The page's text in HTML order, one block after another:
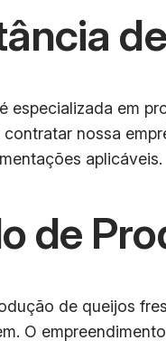
especializada em
nossa
aplicáveis.
de
de queijos
O